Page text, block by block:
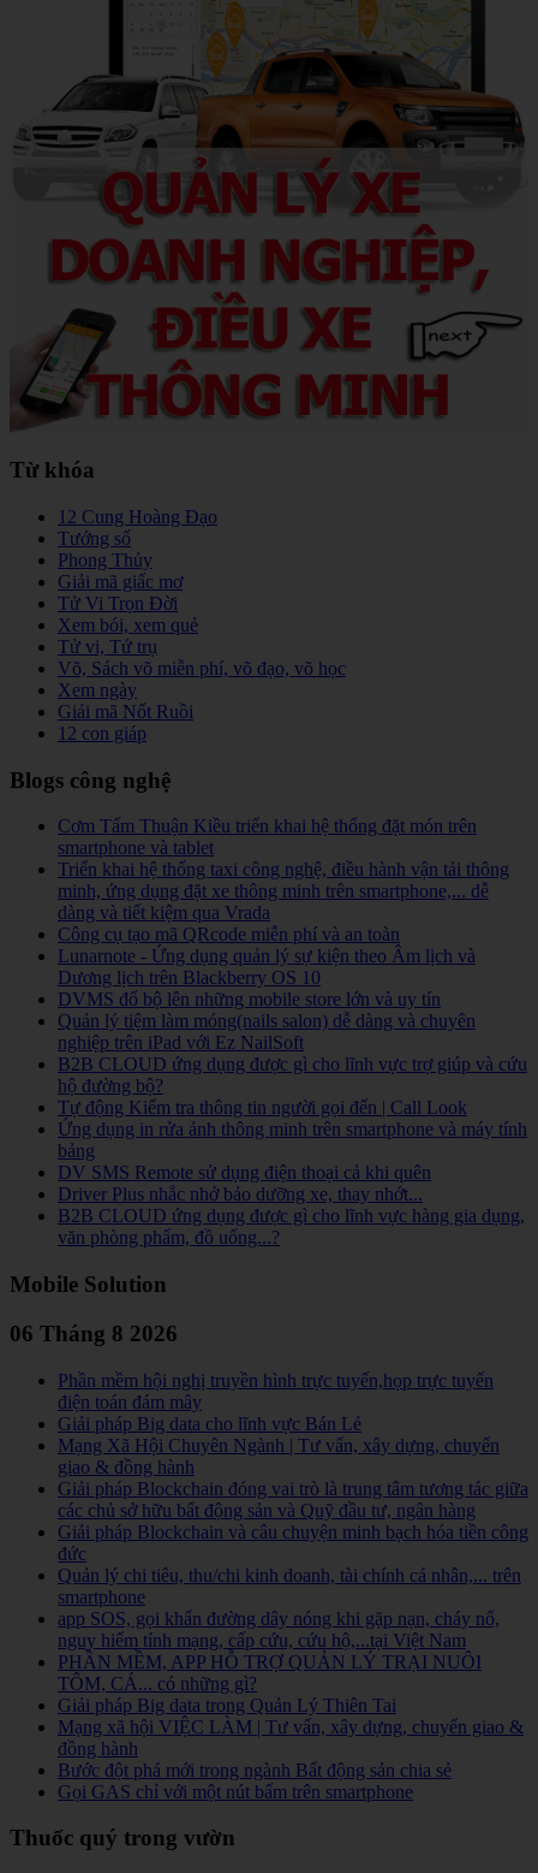
Từ khóa
12 Cung Hoàng Đạo
Tướng số
Phong Thủy
Giải mã giấc mơ
Tử Vi Trọn Đời
Xem bói, xem quẻ
Tử vi, Tứ trụ
Võ, Sách võ miễn phí, võ đạo, võ học
Xem ngày
Giải mã Nốt Ruồi
12 con giáp
Blogs công nghệ
Cơm Tấm Thuận Kiều triển khai hệ thống đặt món trên
smartphone và tablet
Triển khai hệ thống taxi công nghệ, điều hành vận tải thông
minh, ứng dụng đặt xe thông minh trên smartphone,... dễ
dàng và tiết kiệm qua Vrada
Công cụ tạo mã QRcode miễn phí và an toàn
Lunarnote - Ứng dụng quản lý sự kiện theo Âm lịch và
Dương lịch trên Blackberry OS 10
DVMS đổ bộ lên những mobile store lớn và uy tín
Quản lý tiệm làm móng(nails salon) dễ dàng và chuyên
nghiệp trên iPad với Ez NailSoft
B2B CLOUD ứng dụng được gì cho lĩnh vực trợ giúp và cứu
hộ đường bộ?
Tự động Kiểm tra thông tin người gọi đến | Call Look
Ứng dụng in rửa ảnh thông minh trên smartphone và máy tính
bảng
DV SMS Remote sử dụng điện thoại cả khi quên
Driver Plus nhắc nhở bảo dưỡng xe, thay nhớt...
B2B CLOUD ứng dụng được gì cho lĩnh vực hàng gia dụng,
văn phòng phẩm, đồ uống...?
Mobile Solution
06 Tháng 8 2026
Phần mềm hội nghị truyền hình trực tuyến,họp trực tuyến
điện toán đám mây
Giải pháp Big data cho lĩnh vực Bán Lẻ
Mạng Xã Hội Chuyên Ngành | Tư vấn, xây dựng, chuyển
giao & đồng hành
Giải pháp Blockchain đóng vai trò là trung tâm tương tác giữa
các chủ sở hữu bất động sản và Quỹ đầu tư, ngân hàng
Giải pháp Blockchain và câu chuyện minh bạch hóa tiền công
đức
Quản lý chi tiêu, thu/chi kinh doanh, tài chính cá nhân,... trên
smartphone
app SOS, gọi khẩn đường dây nóng khi gặp nạn, cháy nổ,
nguy hiểm tính mạng, cấp cứu, cứu hộ,...tại Việt Nam
PHẦN MỀM, APP HỖ TRỢ QUẢN LÝ TRẠI NUÔI
TÔM, CÁ... có những gì?
Giải pháp Big data trong Quản Lý Thiên Tai
Mạng xã hội VIỆC LÀM | Tư vấn, xây dựng, chuyển giao &
đồng hành
Bước đột phá mới trong ngành Bất động sản chia sẻ
Gọi GAS chỉ với một nút bấm trên smartphone
Thuốc quý trong vườn